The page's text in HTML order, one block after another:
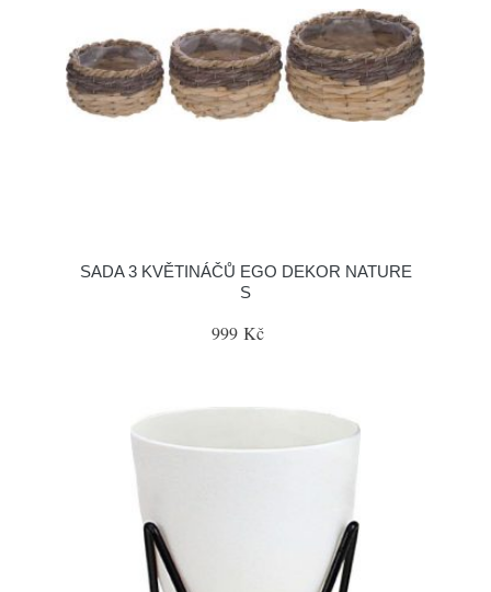
SADA 3 KVĚTINÁČŮ EGO DEKOR NATURE
S
999 Kč